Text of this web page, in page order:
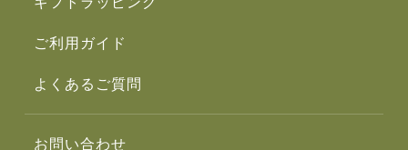
ご利用ガイド
よくあるご質問
お問い合わせ